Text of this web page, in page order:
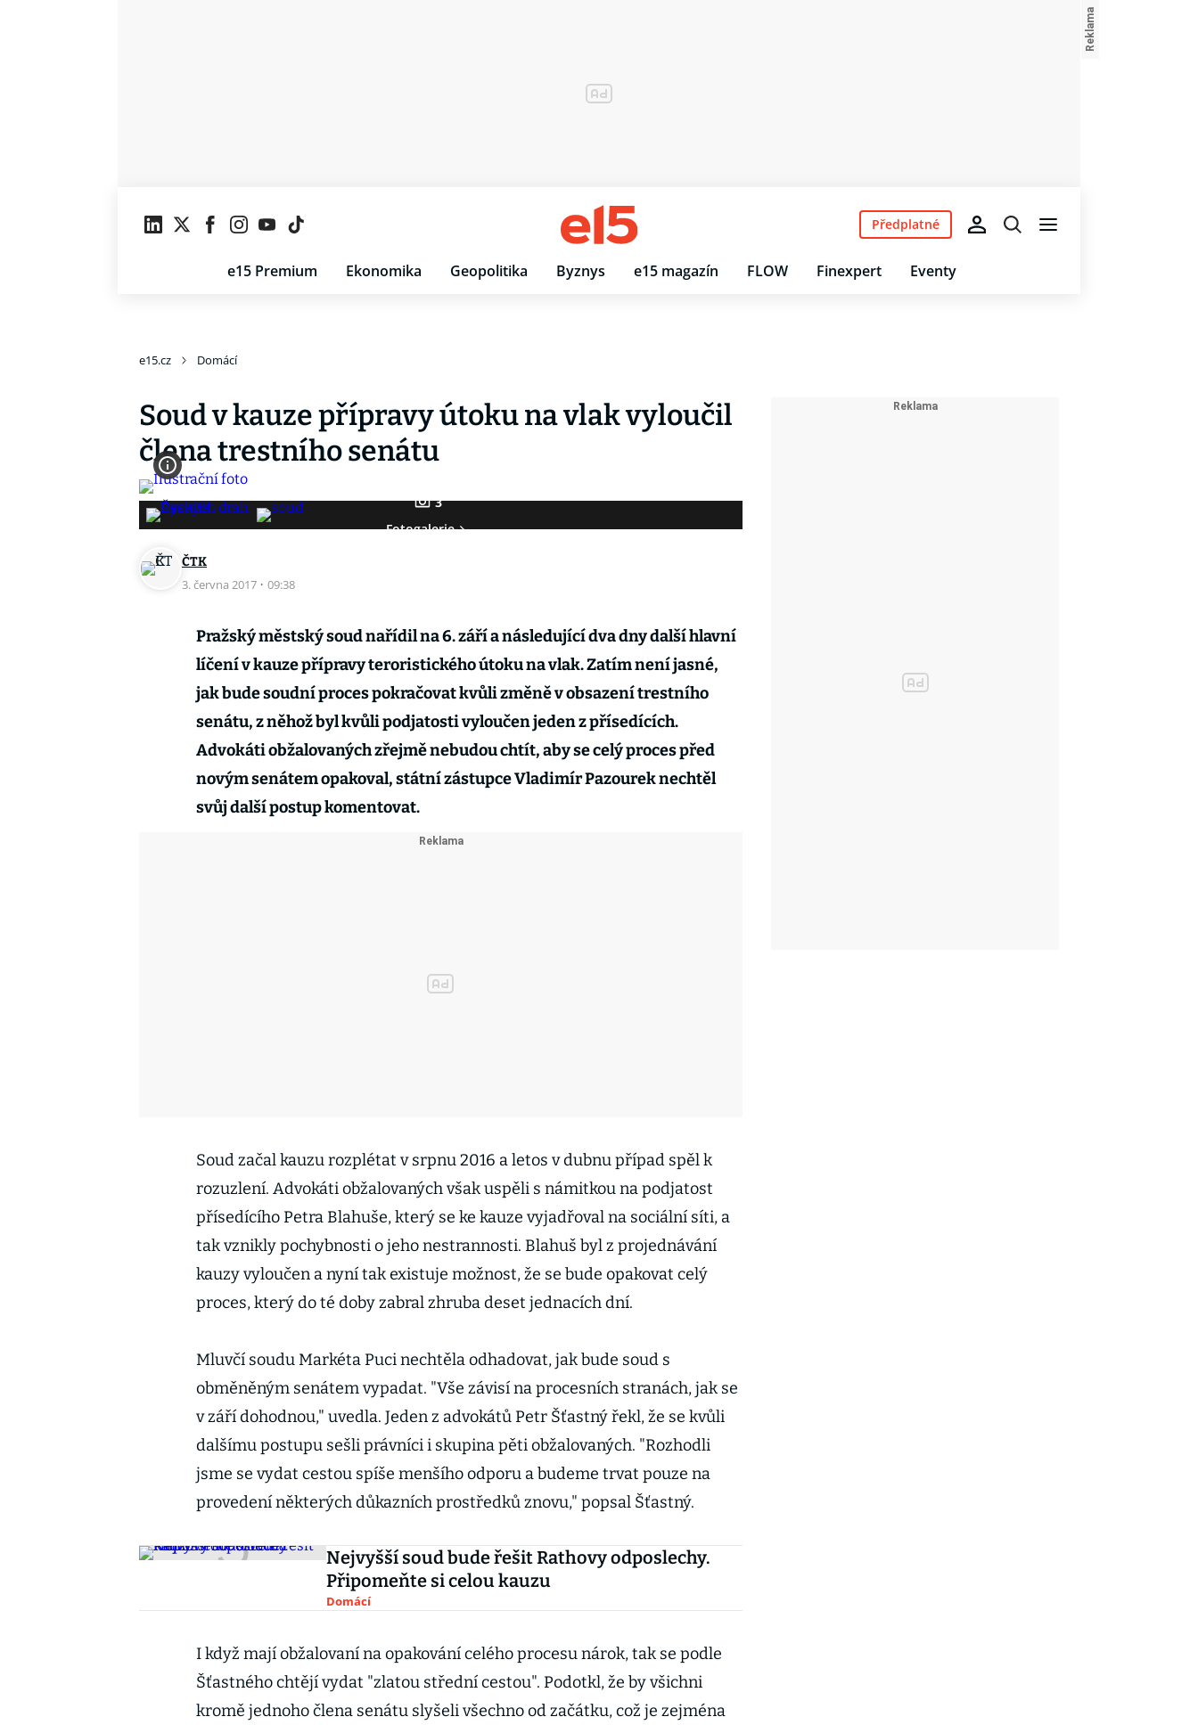
e15 Premium Ekonomika Geopolitika Byznys e15 magazín FLOW Finexpert Eventy
Předplatné
e15.cz Domácí
Soud v kauze přípravy útoku na vlak vyloučil
člena trestního senátu
3
Fotogalerie
ČTK
3. června 2017 · 09:38
Pražský městský soud nařídil na 6. září a následující dva dny další hlavní
líčení v kauze přípravy teroristického útoku na vlak. Zatím není jasné,
jak bude soudní proces pokračovat kvůli změně v obsazení trestního
senátu, z něhož byl kvůli podjatosti vyloučen jeden z přísedících.
Advokáti obžalovaných zřejmě nebudou chtít, aby se celý proces před
novým senátem opakoval, státní zástupce Vladimír Pazourek nechtěl
svůj další postup komentovat.
Soud začal kauzu rozplétat v srpnu 2016 a letos v dubnu případ spěl k
rozuzlení. Advokáti obžalovaných však uspěli s námitkou na podjatost
přísedícího Petra Blahuše, který se ke kauze vyjadřoval na sociální síti, a
tak vznikly pochybnosti o jeho nestrannosti. Blahuš byl z projednávání
kauzy vyloučen a nyní tak existuje možnost, že se bude opakovat celý
proces, který do té doby zabral zhruba deset jednacích dní.
Mluvčí soudu Markéta Puci nechtěla odhadovat, jak bude soud s
obměněným senátem vypadat. "Vše závisí na procesních stranách, jak se
v září dohodnou," uvedla. Jeden z advokátů Petr Šťastný řekl, že se kvůli
dalšímu postupu sešli právníci i skupina pěti obžalovaných. "Rozhodli
jsme se vydat cestou spíše menšího odporu a budeme trvat pouze na
provedení některých důkazních prostředků znovu," popsal Šťastný.
Nejvyšší soud bude řešit Rathovy odposlechy.
Připomeňte si celou kauzu
Domácí
I když mají obžalovaní na opakování celého procesu nárok, tak se podle
Šťastného chtějí vydat "zlatou střední cestou". Podotkl, že by všichni
kromě jednoho člena senátu slyšeli všechno od začátku, což je zejména